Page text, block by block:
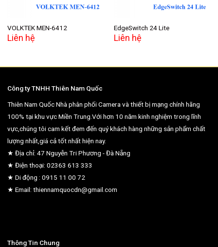
VOLKTEK MEN-6412
Liên hệ
EdgeSwitch 24 Lite
Liên hệ
Công ty TNHH Thiên Nam Quốc
Thiên Nam Quốc Nhà phân phối Camera và thiết bị mạng chính hãng
100% tại khu vực Miền Trung.Với hơn 10 năm kinh nghiệm trong lĩnh
vực,chúng tôi cam kết đem đến quý khách hàng những sản phẩm chất
lượng nhất,giá cả tốt nhất hiện nay.
★ Địa chỉ: 47 Nguyễn Tri Phương - Đà Nẵng
★ Điện thoại: 02363 613 333
★ Di động : 0915 11 00 72
★ Email: thiennamquocdn@gmail.com
Thông Tin Chung